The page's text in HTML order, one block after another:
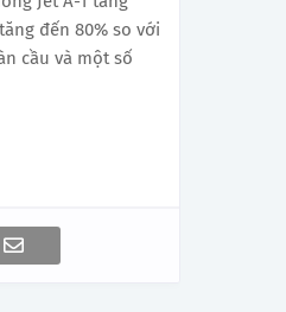
đến 80% so với
cầu và một số